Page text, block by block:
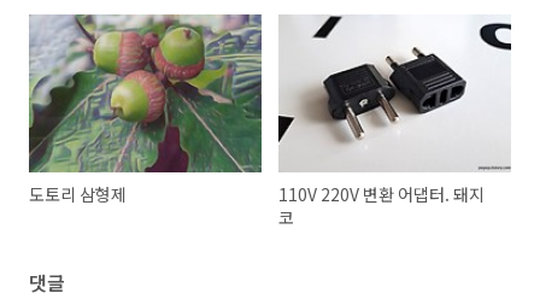
도토리 삼형제
110V 220V 변환 어댑터. 돼지
코
댓글